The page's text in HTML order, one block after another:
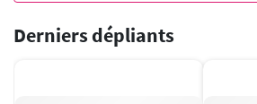
Derniers dépliants